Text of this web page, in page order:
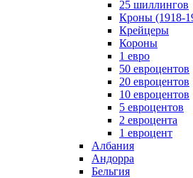
25 шиллингов
Кроны (1918-
Крейцеры
Короны
1 евро
50 евроцентов
20 евроцентов
10 евроцентов
5 евроцентов
2 евроцента
1 евроцент
Албания
Андорра
Бельгия